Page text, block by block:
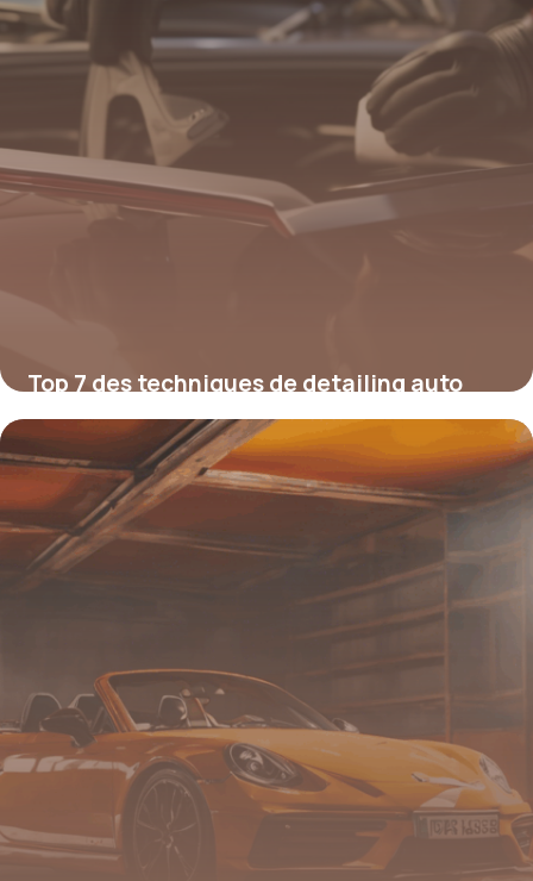
Top 7 des techniques de detailing auto
pour un fini showroom
12 juillet 2025